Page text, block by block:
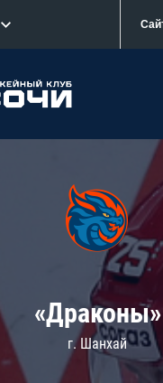
«Драконы»
г. Шанхай